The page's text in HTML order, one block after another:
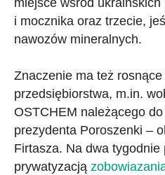
miejsce wśród
i mocznika oraz trzecie,
nawozów mineralnych.
Znaczenie ma też rosnące
przedsiębiorstwa, m.in.
OSTCHEM należącego
prezydenta Poroszenki –
Firtasza. Na dwa tygodnie
prywatyzacją